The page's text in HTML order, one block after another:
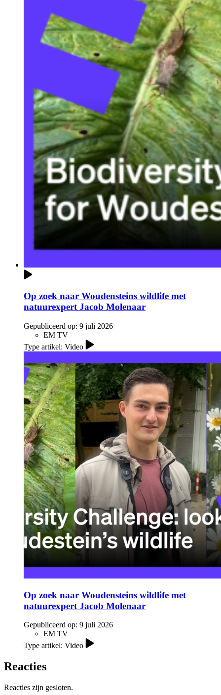
Op zoek naar Woudensteins wildlife met
natuurexpert Jacob Molenaar
Gepubliceerd op: 9 juli 2026
EM TV
Type artikel: Video
Op zoek naar Woudensteins wildlife met
natuurexpert Jacob Molenaar
Gepubliceerd op: 9 juli 2026
EM TV
Type artikel: Video
Reacties
Reacties zijn gesloten.